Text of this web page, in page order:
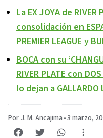
La EX JOYA de
consolidación en
PREMIER LEAGUE y
BOCA con su
RIVER PLATE con
lo dejan a GALLARDO
Por J. M. Ancajima •3 marzo,